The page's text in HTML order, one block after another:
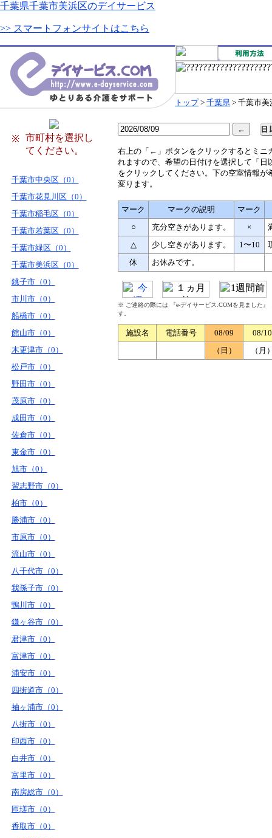
千葉県千葉市美浜区のデイサービス
>> スマートフォンサイトはこちら
トップ> 千葉県 > 千葉市美
※
市町村を選択し
てください。
千葉市中央区（0）
千葉市花見川区（0）
千葉市稲毛区（0）
千葉市若葉区（0）
千葉市緑区（0）
千葉市美浜区（0）
銚子市（0）
市川市（0）
船橋市（0）
館山市（0）
木更津市（0）
松戸市（0）
野田市（0）
茂原市（0）
成田市（0）
佐倉市（0）
東金市（0）
旭市（0）
習志野市（0）
柏市（0）
勝浦市（0）
市原市（0）
流山市（0）
八千代市（0）
我孫子市（0）
鴨川市（0）
鎌ヶ谷市（0）
君津市（0）
富津市（0）
浦安市（0）
四街道市（0）
袖ヶ浦市（0）
八街市（0）
印西市（0）
白井市（0）
富里市（0）
南房総市（0）
匝瑳市（0）
香取市（0）
右上の「←」ボタンをクリックするとミニ
れますので、希望の日付けを選択して「日
をクリックしてください。下の空室情報が
変ります。
マーク マークの説明
マーク
○
充分空きがあります。 ×
△
少し空きがあります。 1〜10
休
お休みです。
※ ご連絡の際には 『e-デイサービス.COMを見ました
す。
施設名 電話番号 08/09
08/10
（日）
（月